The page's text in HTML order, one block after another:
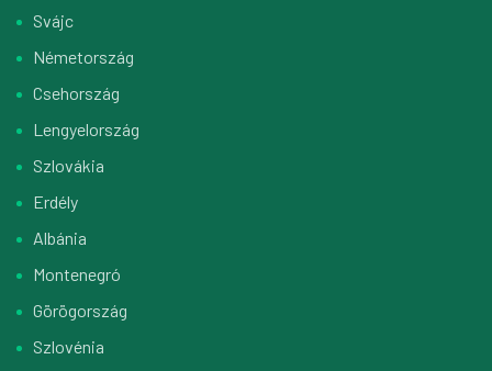
Svájc
Németország
Csehország
Lengyelország
Szlovákia
Erdély
Albánia
Montenegró
Görögország
Szlovénia